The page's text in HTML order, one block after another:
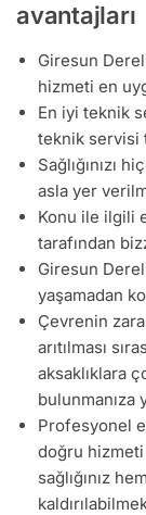
avantajları
Giresun
hizmeti en
En iyi teknik
teknik servisi
Sağlığınızı
asla yer
Konu ile ilgili
tarafından
Giresun
yaşamadan
Çevrenin
arıtılması
aksaklıklara
bulunmanıza
Profesyonel
doğru
sağlığınız